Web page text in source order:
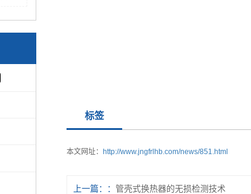
标签
本文网址： http://www.jngfrlhb.com/news/851.html
上一篇： 管壳式换热器的无损检测技术